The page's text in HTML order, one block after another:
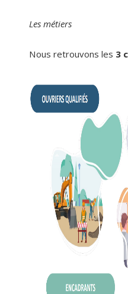
Les métiers
Nous retrouvons les 3